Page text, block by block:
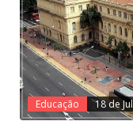
Educação 18 de